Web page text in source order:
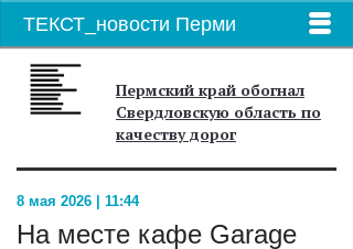
ТЕКСТ_новости Перми
Пермский край обогнал
Свердловскую область по
качеству дорог
8 мая 2026 | 11:44
На месте кафе Garage